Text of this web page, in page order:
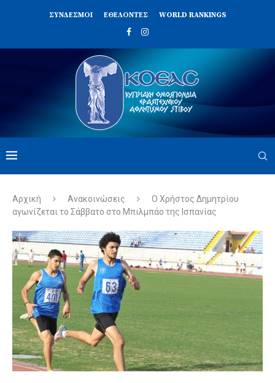
ΣΥΝΔΈΣΜΟΙ ΕΘΕΛΟΝΤΈΣ WORLD RANKINGS
Αρχική Ανακοινώσεις
Ο Χρήστος Δημητρίου
αγωνίζεται το Σάββατο στο Μπιλμπάο της Ισπανίας